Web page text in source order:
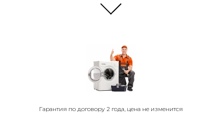
Гарантия по договору 2 года, цена не изменится